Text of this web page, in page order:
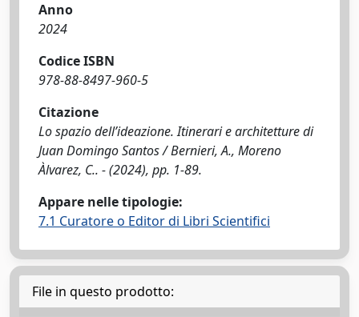
Anno
2024
Codice ISBN
978-88-8497-960-5
Citazione
Lo spazio dell’ideazione. Itinerari e architetture di
Juan Domingo Santos / Bernieri, A., Moreno
Àlvarez, C.. - (2024), pp. 1-89.
Appare nelle tipologie:
7.1 Curatore o Editor di Libri Scientifici
File in questo prodotto: